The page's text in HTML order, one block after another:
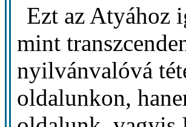
Ezt az Atyához
mint
nyilvánvalóvá
oldalunkon,